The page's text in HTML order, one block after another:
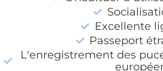
Excellente
Passeport
L'enregistrement des